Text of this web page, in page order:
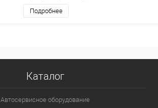
Подробнее
Каталог
Автосервисное оборудование